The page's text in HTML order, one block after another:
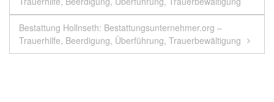
Bestattung Hollnseth: Bestattungsunternehmer.org –
Trauerhilfe, Beerdigung, Überführung, Trauerbewältigung